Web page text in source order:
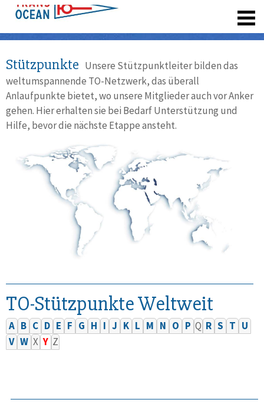
Stützpunkte Unsere Stützpunktleiter bilden das
weltumspannende TO-Netzwerk, das überall
Anlaufpunkte bietet, wo unsere Mitglieder auch vor Anker
gehen. Hier erhalten sie bei Bedarf Unterstützung und
Hilfe, bevor die nächste Etappe ansteht.
TO-Stützpunkte Weltweit
A B C D E F G H I J K L M N O P Q R S T U
V W X Y Z